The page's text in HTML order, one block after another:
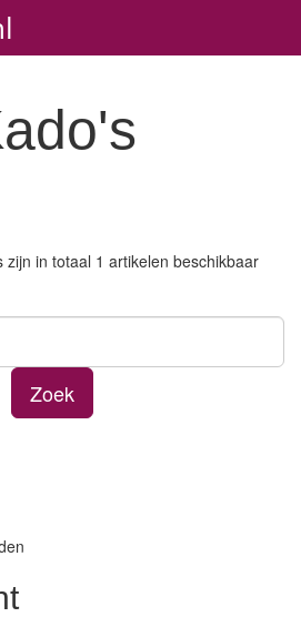
zijn in totaal 1 artikelen beschikbaar
Zoek